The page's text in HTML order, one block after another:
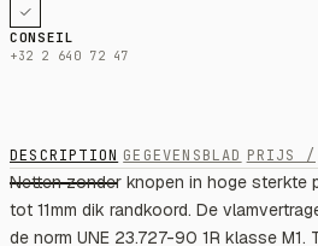
CONSEIL
+32 2 640 72 47
DESCRIPTION GEGEVENSBLAD PRIJS /
Netten zonder knopen in hoge sterkte
tot 11mm dik randkoord. De
de norm UNE 23.727-90 1R klasse M1.